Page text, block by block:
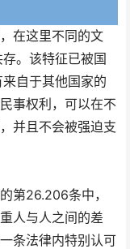
在这里不同的文
。该特征已被国
自于其他国家的
事权利，可以在不
并且不会被强迫支
第26.206条中，
人与人之间的差
条法律内特别认可